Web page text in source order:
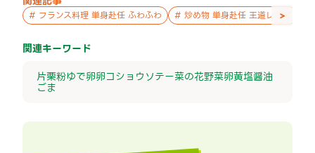
# フランス料理 単身赴任 ふわふわ # 炒め物 単身赴任 王道レシピ
>
関連キーワード
片栗粉ゆで卵卵コショウソテー菜の花野菜卵黄塩醤油
ごま